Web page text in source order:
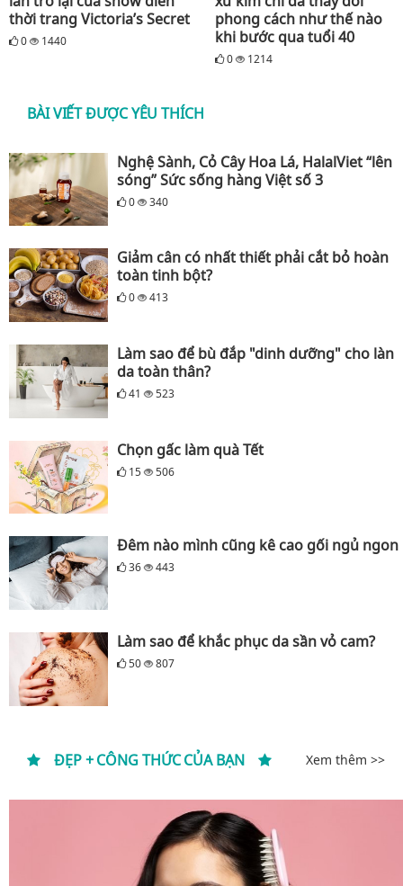
thời trang Victoria’s Secret
0 1440
phong cách như thế nào
khi bước qua tuổi 40
0 1214
BÀI VIẾT ĐƯỢC YÊU THÍCH
Nghệ Sành, Cỏ Cây Hoa Lá, HalalViet “lên
sóng” Sức sống hàng Việt số 3
0 340
Giảm cân có nhất thiết phải cắt bỏ hoàn
toàn tinh bột?
0 413
Làm sao để bù đắp "dinh dưỡng" cho làn
da toàn thân?
41 523
Chọn gấc làm quà Tết
15 506
Đêm nào mình cũng kê cao gối ngủ ngon
36 443
Làm sao để khắc phục da sần vỏ cam?
50 807
ĐẸP + CÔNG THỨC CỦA BẠN Xem thêm >>